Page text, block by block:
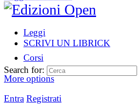
Leggi
SCRIVI UN LIBRICK
Corsi
More options
Entra Registrati
Search for: